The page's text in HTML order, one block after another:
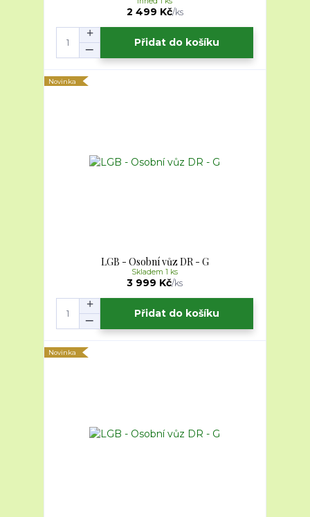
2 499 Kč/ks
Přidat do košíku
Novinka
LGB - Osobní vůz DR - G
3 999 Kč/ks
Skladem 1 ks
Přidat do košíku
Novinka